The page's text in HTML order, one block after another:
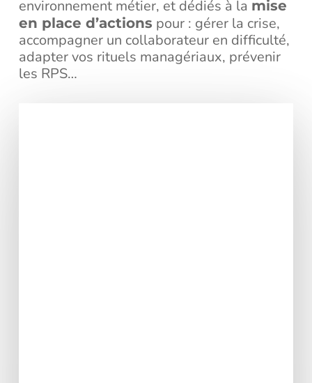
environnement métier, et dédiés à la mise
en place d’actions pour : gérer la crise,
accompagner un collaborateur en difficulté,
adapter vos rituels managériaux, prévenir
les RPS…